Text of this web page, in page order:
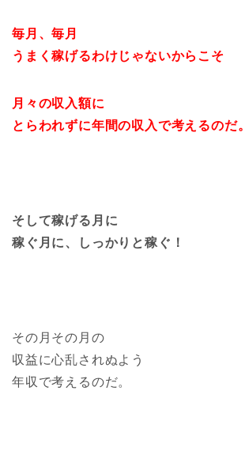
毎月、毎月
うまく稼げるわけじゃないからこそ
月々の収入額に
とらわれずに年間の収入で考えるのだ。
そして稼げる月に
稼ぐ月に、しっかりと稼ぐ！
その月その月の
収益に心乱されぬよう
年収で考えるのだ。